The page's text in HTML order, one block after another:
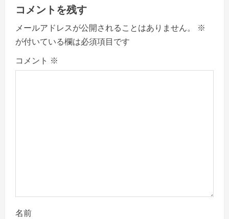
v
i
g
a
コメントを残す
メールアドレスが公開されることはありません。
※
が付いている欄は必須項目です
コメント ※
名前